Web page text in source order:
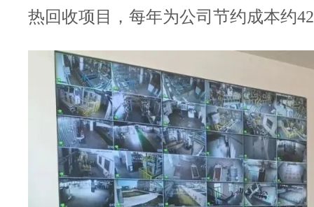
热回收项目，每年为公司节约成本约